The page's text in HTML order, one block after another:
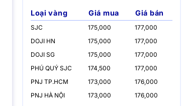
Loại vàng Giá mua Giá bán
SJC 175,000
177,000
DOJI HN
175,000
177,000
DOJI SG
175,000
177,000
PHÚ QUÝ SJC
174,500
177,000
PNJ TP.HCM
173,000
176,000
PNJ HÀ NỘI
173,000 176,000